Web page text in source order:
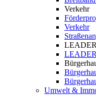
Verkehr
Verkehr
LEADER
Umwelt &